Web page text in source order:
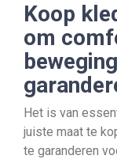
Koop
om
Het is van
juiste maat te
te garanderen